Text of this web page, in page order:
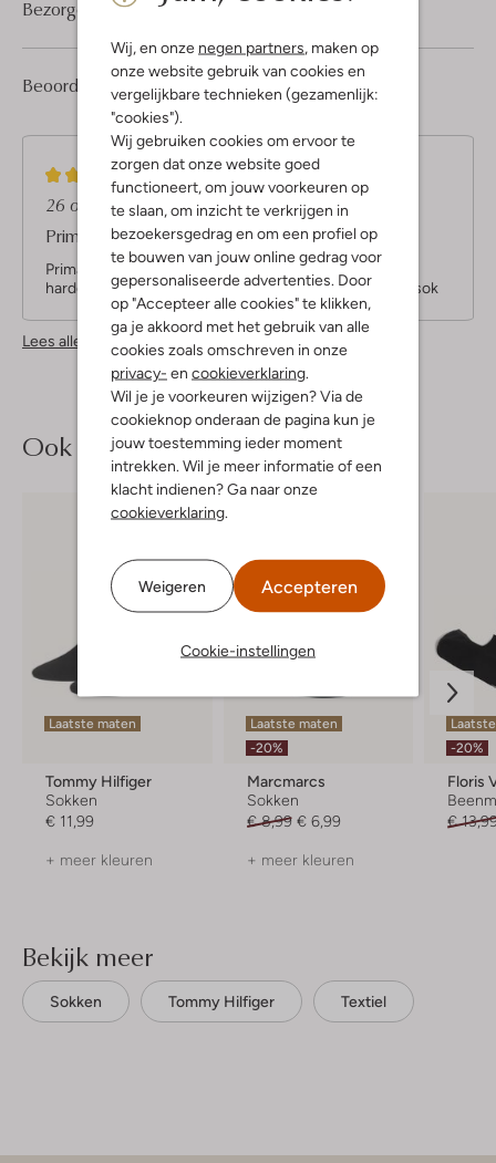
Wij, en onze negen partners, maken op
onze website gebruik van cookies en
vergelijkbare technieken (gezamenlijk:
"cookies").
Wij gebruiken cookies om ervoor te
zorgen dat onze website goed
functioneert, om jouw voorkeuren op
te slaan, om inzicht te verkrijgen in
bezoekersgedrag en om een profiel op
te bouwen van jouw online gedrag voor
gepersonaliseerde advertenties. Door
op "Accepteer alle cookies" te klikken,
ga je akkoord met het gebruik van alle
cookies zoals omschreven in onze
privacy- en cookieverklaring.
Wil je je voorkeuren wijzigen? Via de
cookieknop onderaan de pagina kun je
jouw toestemming ieder moment
intrekken. Wil je meer informatie of een
klacht indienen? Ga naar onze
cookieverklaring.
Weigeren Accepteren
Cookie-instellingen
Beoordelingen (5) 4/5
5
4
Sterren
Bezorgen & retourneren
3
t
e
r
r
(3)
26 oktober 2024door Erwin Verschoor
Prima sneakersok
Prima sneaker sok, enige nadeel zijnvwrg dun. Niet op
harde vloer lopen. Slijten dan erg snel.rnVerder prima sok
Lees alle beoordelingen
Ook iets voor jou?
Laatste maten
Tommy Hilfiger
Sokken
€ 11,99
+ meer kleuren
Laatste maten
-20%
Marcmarcs
Sokken
€ 8,99 € 6,99
+ meer kleuren
-20%
Floris
€
Bekijk meer
Sokken Tommy Hilfiger Textiel